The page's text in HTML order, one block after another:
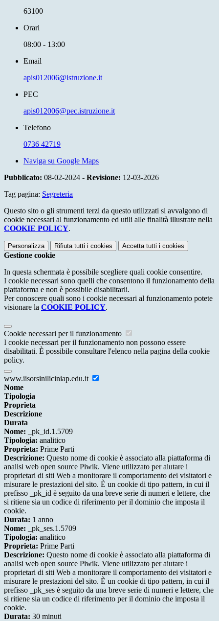
63100
Orari
08:00 - 13:00
Email
apis012006@istruzione.it
PEC
apis012006@pec.istruzione.it
Telefono
0736 42719
Naviga su Google Maps
Pubblicato: 08-02-2024 - Revisione: 12-03-2026
Tag pagina: Segreteria
Questo sito o gli strumenti terzi da questo utilizzati si avvalgono di
cookie necessari al funzionamento ed utili alle finalità illustrate nella
COOKIE POLICY.
Personalizza Rifiuta tutti i cookies Accetta tutti i cookies
Gestione cookie
In questa schermata è possibile scegliere quali cookie consentire.
I cookie necessari sono quelli che consentono il funzionamento della
piattaforma e non è possibile disabilitarli.
Per conoscere quali sono i cookie necessari al funzionamento potete
visionare la COOKIE POLICY.
Cookie necessari per il funzionamento
I cookie necessari per il funzionamento non possono essere
disabilitati. È possibile consultare l'elenco nella pagina della cookie
policy.
www.iisorsiniliciniap.edu.it
Nome
Tipologia
Proprieta
Descrizione
Durata
Nome: _pk_id.1.5709
Tipologia: analitico
Proprieta: Prime Parti
Descrizione: Questo nome di cookie è associato alla piattaforma di
analisi web open source Piwik. Viene utilizzato per aiutare i
proprietari di siti Web a monitorare il comportamento dei visitatori e
misurare le prestazioni del sito. È un cookie di tipo pattern, in cui il
prefisso _pk_id è seguito da una breve serie di numeri e lettere, che
si ritiene sia un codice di riferimento per il dominio che imposta il
cookie.
Durata: 1 anno
Nome: _pk_ses.1.5709
Tipologia: analitico
Proprieta: Prime Parti
Descrizione: Questo nome di cookie è associato alla piattaforma di
analisi web open source Piwik. Viene utilizzato per aiutare i
proprietari di siti Web a monitorare il comportamento dei visitatori e
misurare le prestazioni del sito. È un cookie di tipo pattern, in cui il
prefisso _pk_ses è seguito da una breve serie di numeri e lettere, che
si ritiene sia un codice di riferimento per il dominio che imposta il
cookie.
Durata: 30 minuti